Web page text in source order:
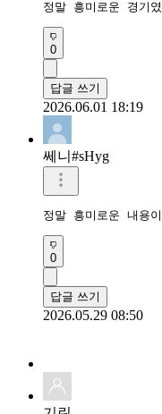
정말 흥미로운 경기
0
답글 쓰기
2026.06.01 18:19
쎄니#sHyg
정말 흥미로운 내용
0
답글 쓰기
2026.05.29 08:50